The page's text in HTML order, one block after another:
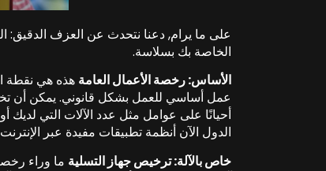
على ما يرام, دعنا نتحدث عن العزف الدقيق:
الخاصة بك بسلاسة.
الأساس: رخصة الأعمال العامة هذه هي نقطة
أحيانًا على عوامل مثل عدد الآلات التي لديك
الدول الآن أنظمة تطبيقات مفيدة عبر
خاص بالآلة: ترخيص جهاز التسلية ما وراء